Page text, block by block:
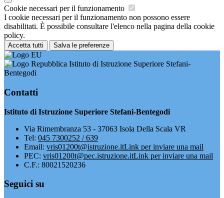
Cookie necessari per il funzionamento
I cookie necessari per il funzionamento non possono essere
disabilitati. È possibile consultare l'elenco nella pagina della cookie
policy.
Accetta tutti Salva le preferenze
Istituto di Istruzione Superiore Stefani-
Bentegodi
Contatti
Istituto di Istruzione Superiore Stefani-Bentegodi
Via Rimembranza 53 - 37063 Isola Della Scala VR
Tel: 045 7300252 / 639
Email: vris01200t@istruzione.itLink per inviare una mail
PEC: vris01200t@pec.istruzione.itLink per inviare una mail
C.F.: 80021520236
Seguici su